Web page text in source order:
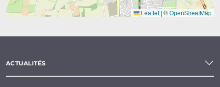
Leaflet | ©OpenStreetMap
ACTUALITÉS